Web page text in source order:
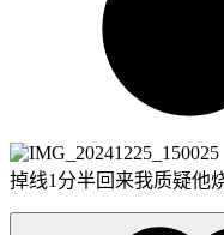
掉线1分半回来我质疑他